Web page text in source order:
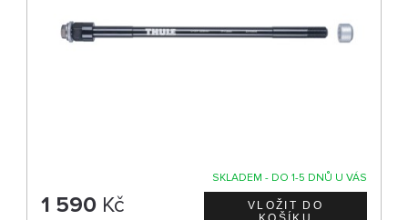
SKLADEM - DO 1-5 DNŮ U VÁS
1 590 Kč